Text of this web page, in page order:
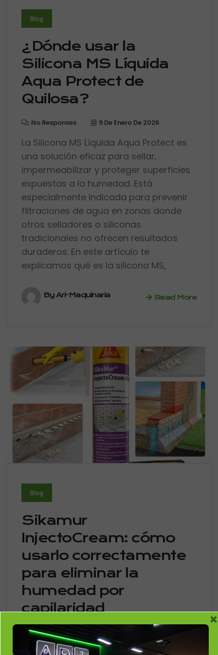
Blog
¿Dónde usar la
Silicona MS Líquida
Aqua Protect de
Quilosa?
No Responses 9 De Enero De 2026
La Silicona MS Líquida Aqua Protect es
una solución eficaz para sellar,
impermeabilizar y proteger superficies
expuestas a la humedad. Está
especialmente indicada para prevenir
filtraciones de agua en zonas donde
otros selladores o siliconas
tradicionales no ofrecen resultados
duraderos. En este artículo te
explicamos qué es la silicona MS,
By Ari-Maquinaria Read More
Blog
Sikamur
InjectoCream: cómo
usarlo correctamente
para eliminar la
humedad por
capilaridad
No Responses
La humedad por capilaridad es un
×